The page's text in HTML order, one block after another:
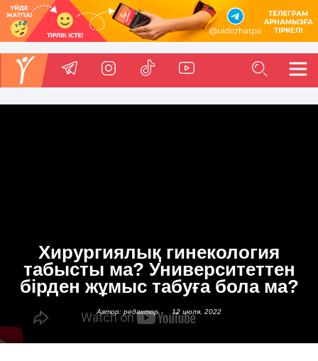
Хирургиялық гинекология
табысты ма? Университеттен
бірден жұмыс табуға бола ма?
Автор: редактор 12 июля, 2022